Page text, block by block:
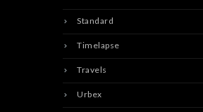
Standard
Timelapse
Travels
Urbex